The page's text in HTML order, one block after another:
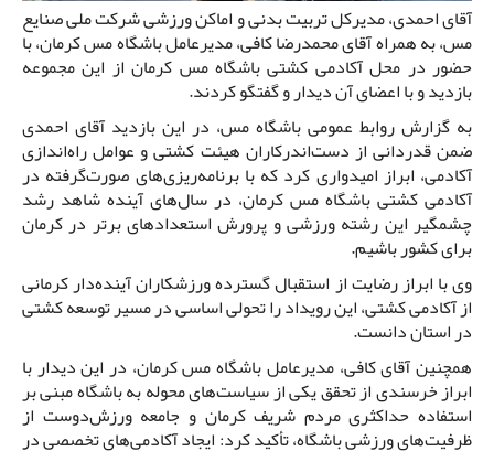
آقای احمدی، مدیرکل تربیت بدنی و اماکن ورزشی شرکت ملی صنایع
مس، به همراه آقای محمدرضا کافی، مدیرعامل باشگاه مس کرمان، با
حضور در محل آکادمی کشتی باشگاه مس کرمان از این مجموعه
بازدید و با اعضای آن دیدار و گفتگو کردند.
به گزارش روابط عمومی باشگاه مس، در این بازدید آقای احمدی
ضمن قدردانی از دست‌اندرکاران هیئت کشتی و عوامل راه‌اندازی
آکادمی، ابراز امیدواری کرد که با برنامه‌ریزی‌های صورت‌گرفته در
آکادمی کشتی باشگاه مس کرمان، در سال‌های آینده شاهد رشد
چشمگیر این رشته ورزشی و پرورش استعدادهای برتر در کرمان
برای کشور باشیم.
وی با ابراز رضایت از استقبال گسترده ورزشکاران آینده‌دار کرمانی
از آکادمی کشتی، این رویداد را تحولی اساسی در مسیر توسعه کشتی
در استان دانست.
همچنین آقای کافی، مدیرعامل باشگاه مس کرمان، در این دیدار با
ابراز خرسندی از تحقق یکی از سیاست‌های محوله به باشگاه مبنی بر
استفاده حداکثری مردم شریف کرمان و جامعه ورزش‌دوست از
ظرفیت‌های ورزشی باشگاه، تأکید کرد: ایجاد آکادمی‌های تخصصی در